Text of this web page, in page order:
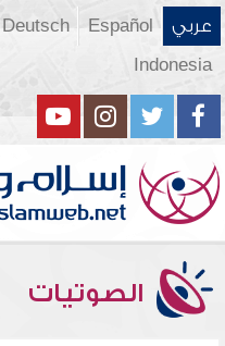
عربي Español
Deutsch
Indonesia
الصوتيات